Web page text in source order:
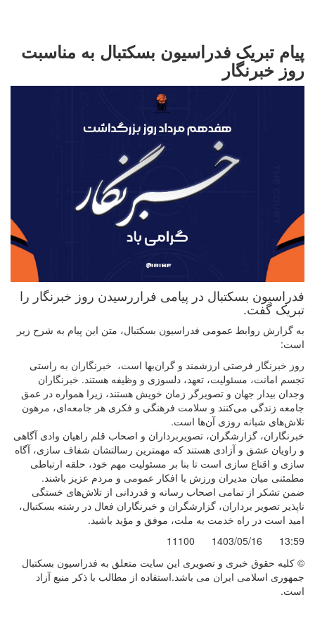
پیام تبریک فدراسیون بسکتبال به مناسبت
روز خبرنگار
فدراسیون بسکتبال در پیامی فراررسیدن روز خبرنگار را
تبریک گفت.
به گزارش روابط عمومی فدراسیون بسکتبال، متن این پیام به شرح زیر
است:
روز خبرنگار فرصتی ارزشمند و گران‌بها است، خبرنگاران به راستی
تجسم امانت، مسئولیت، تعهد، دلسوزی و وظیفه هستند. خبرنگاران
وجدان بیدار جهان و تصویرگر زمان خویش هستند، زیرا همواره در عمق
جامعه زندگی می‌کنند و سلامت فرهنگی و فکری هر جامعه‌ای، مرهون
تلاش‌های شبانه روزی آن‌ها است.
خبرنگاران، گزارشگران، تصویربرداران و اصحاب قلم راهیان وادی آگاهی
و راویان عشق و آزادی هستند که مهمترین رسالتشان شفاف سازی، آگاه
سازی و اقناع سازی است تا بنا بر مسئولیت مهم خود، حلقه ارتباطی
مطمئنی میان مدیران ورزش با افکار عمومی و مردم عزیز باشند.
ضمن تشکر از تمامی اصحاب رسانه و قدردانی از تلاش‌های خستگی
ناپذیر تصویر برداران، گزارشگران و خبرنگاران فعال در رشته بسکتبال،
امید است در راه خدمت به ملت، موفق و مؤید باشید.
13:59
1403/05/16
11100
© کليه حقوق خبری و تصويری اين سايت متعلق به فدراسیون بسکتبال
جمهوری اسلامی ایران می باشد.استفاده از مطالب با ذكر منبع آزاد
است.